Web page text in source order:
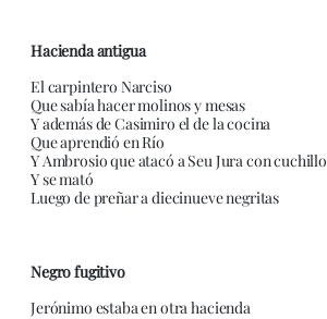
Hacienda antigua
El carpintero Narciso
Que sabía hacer molinos y mesas
Y además de Casimiro el de la cocina
Que aprendió en Río
Y Ambrosio que atacó a Seu Jura con cuchillo
Y se mató
Luego de preñar a diecinueve negritas
Negro fugitivo
Jerónimo estaba en otra hacienda